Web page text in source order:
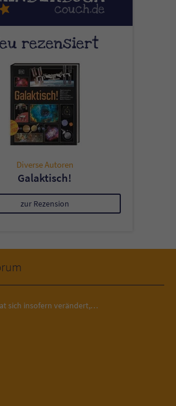
rezensiert
Diverse Autoren
Galaktisch!
zur Rezension
sich insofern verändert,…